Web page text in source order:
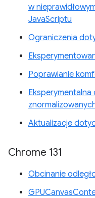
w
JavaScriptu
Ograniczenia
Poprawianie
Eksperymentalna
Aktualizacje
Chrome 131
Obcinanie